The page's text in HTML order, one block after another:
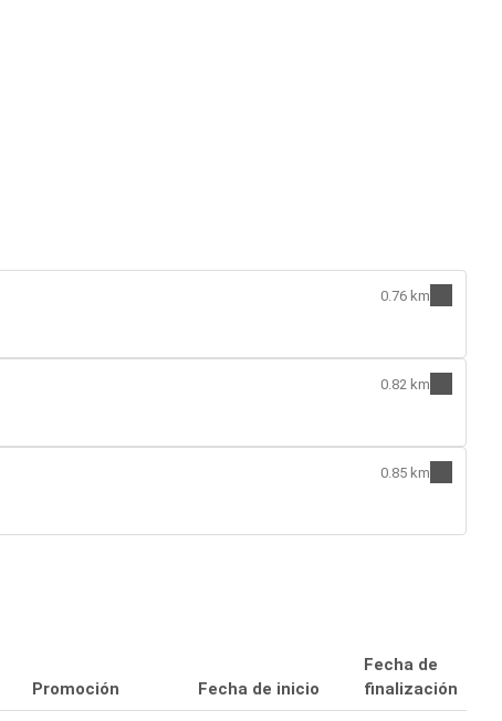
0.76 km
0.82 km
0.85 km
Promoción Fecha de inicio
Fecha de
finalización